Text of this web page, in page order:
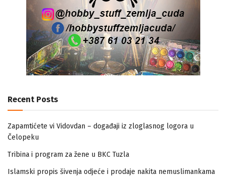
Recent Posts
Zapamtićete vi Vidovdan – događaji iz zloglasnog logora u
Čelopeku
Tribina i program za žene u BKC Tuzla
Islamski propis šivenja odjeće i prodaje nakita nemuslimankama